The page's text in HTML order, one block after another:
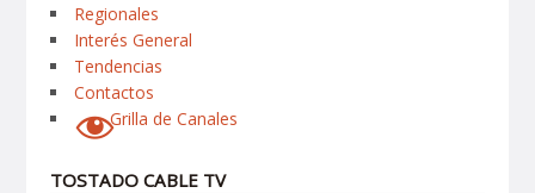
Regionales
Interés General
Tendencias
Contactos
Grilla de Canales
TOSTADO CABLE TV